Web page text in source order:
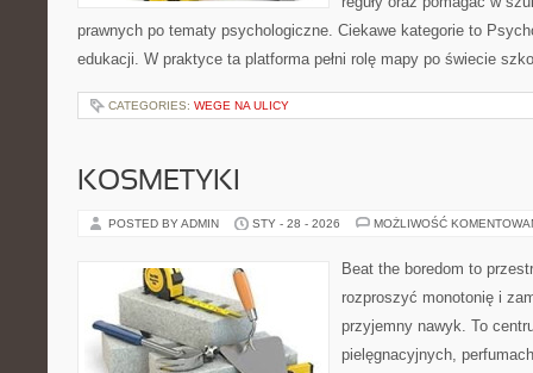
prawnych po tematy psychologiczne. Ciekawe kategorie to
edukacji. W praktyce ta platforma pełni rolę mapy po świecie
CATEGORIES: WEGE NA ULICY
KOSMETYKI
POSTED BY ADMIN STY - 28 - 2026 MOŻLIWOŚĆ
Beat the boredom to
rozproszyć monotonię i
przyjemny nawyk. To
pielęgnacyjnych,